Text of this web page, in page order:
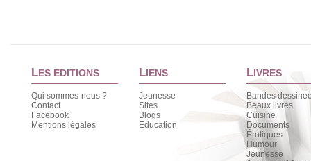
LES EDITIONS
Qui sommes-nous ?
Contact
Facebook
Mentions légales
LIENS
Jeunesse
Sites
Blogs
Education
LIVRES
Bandes
Beaux livres
Cuisine
Documents
Érotiques
Humour
Jeunesse